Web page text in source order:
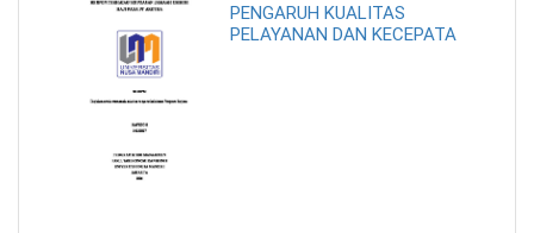
PENGARUH KUALITAS
PELAYANAN DAN KECEPATA